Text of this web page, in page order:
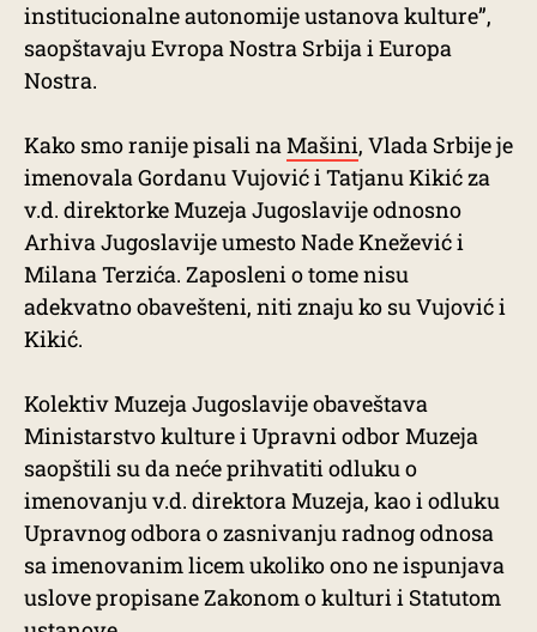
institucionalne autonomije ustanova kulture”,
saopštavaju Evropa Nostra Srbija i Europa
Nostra.
Kako smo ranije pisali naMašini, Vlada Srbije je
imenovala Gordanu Vujović i Tatjanu Kikić za
v.d. direktorke Muzeja Jugoslavije odnosno
Arhiva Jugoslavije umesto Nade Knežević i
Milana Terzića. Zaposleni o tome nisu
adekvatno obavešteni, niti znaju ko su Vujović i
Kikić.
Kolektiv Muzeja Jugoslavije obaveštava
Ministarstvo kulture i Upravni odbor Muzeja
saopštili su da neće prihvatiti odluku o
imenovanju v.d. direktora Muzeja, kao i odluku
Upravnog odbora o zasnivanju radnog odnosa
sa imenovanim licem ukoliko ono ne ispunjava
uslove propisane Zakonom o kulturi i Statutom